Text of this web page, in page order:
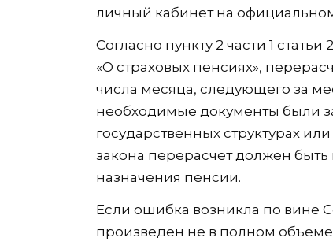
личный кабинет на
Согласно пункту 2 части 1
«О страховых пенсиях»,
числа месяца, следующего за
необходимые документы были
государственных структурах или
закона перерасчет должен
назначения пенсии.
Если ошибка возникла по вине
произведен не в полном